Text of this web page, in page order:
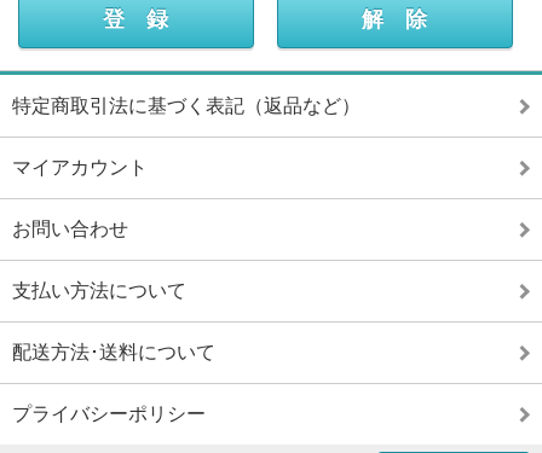
特定商取引法に基づく表記（返品など）
マイアカウント
お問い合わせ
支払い方法について
配送方法･送料について
プライバシーポリシー